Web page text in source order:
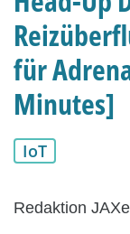
für
Minutes]
IoT
Redaktion